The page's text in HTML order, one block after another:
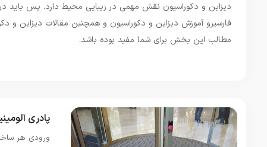
دیزاین و دکوراسیون نقش مهمی در زیبایی محیط دارد. پس باید در
فارسیرو آموزش دیزاین و دکوراسیون و همچنین مقالات دیزاین و
مطالب این بخش برای شما مفید بوده باشد.
پادری
ورودی هر